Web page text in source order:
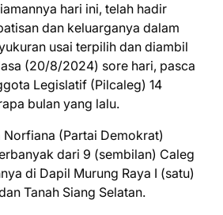
hari ini, telah hadir
dan keluarganya dalam
usai terpilih dan diambil
(20/8/2024) sore hari, pasca
Legislatif (Pilcaleg) 14
bulan yang lalu.
(Partai Demokrat)
dari 9 (sembilan) Caleg
di Dapil Murung Raya I (satu)
Tanah Siang Selatan.